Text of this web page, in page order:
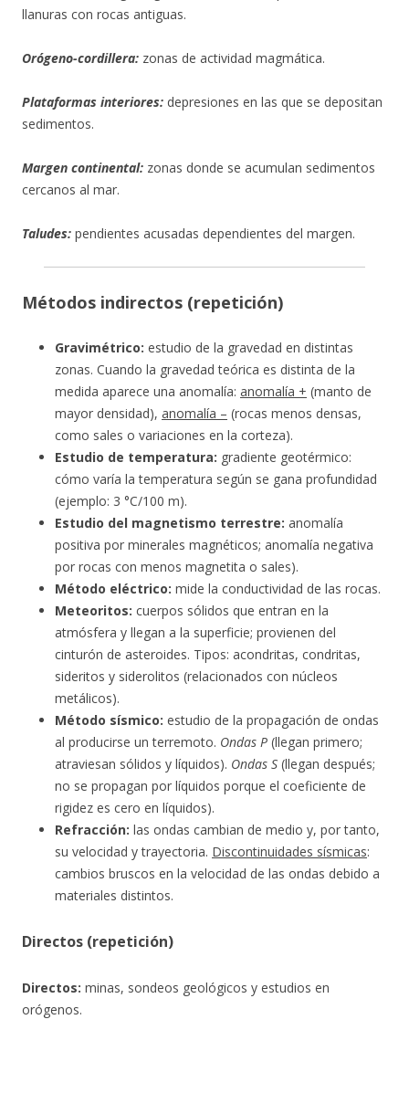
llanuras con rocas antiguas.
Orógeno-cordillera: zonas de actividad magmática.
Plataformas interiores: depresiones en las que se depositan
sedimentos.
Margen continental: zonas donde se acumulan sedimentos
cercanos al mar.
Taludes: pendientes acusadas dependientes del margen.
Métodos indirectos (repetición)
Gravimétrico: estudio de la gravedad en distintas
zonas. Cuando la gravedad teórica es distinta de la
medida aparece una anomalía: anomalía + (manto de
mayor densidad), anomalía – (rocas menos densas,
como sales o variaciones en la corteza).
Estudio de temperatura: gradiente geotérmico:
cómo varía la temperatura según se gana profundidad
(ejemplo: 3 °C/100 m).
Estudio del magnetismo terrestre: anomalía
positiva por minerales magnéticos; anomalía negativa
por rocas con menos magnetita o sales).
Método eléctrico: mide la conductividad de las rocas.
Meteoritos: cuerpos sólidos que entran en la
atmósfera y llegan a la superficie; provienen del
cinturón de asteroides. Tipos: acondritas, condritas,
sideritos y siderolitos (relacionados con núcleos
metálicos).
Método sísmico: estudio de la propagación de ondas
al producirse un terremoto. Ondas P (llegan primero;
atraviesan sólidos y líquidos). Ondas S (llegan después;
no se propagan por líquidos porque el coeficiente de
rigidez es cero en líquidos).
Refracción: las ondas cambian de medio y, por tanto,
su velocidad y trayectoria. Discontinuidades sísmicas:
cambios bruscos en la velocidad de las ondas debido a
materiales distintos.
Directos (repetición)
Directos: minas, sondeos geológicos y estudios en
orógenos.